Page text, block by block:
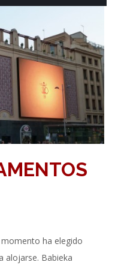
ha elegido
alojarse. Babieka